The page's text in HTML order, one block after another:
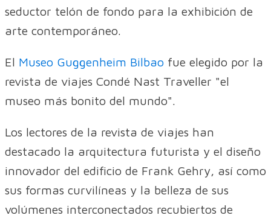
seductor telón de fondo para la exhibición de
arte contemporáneo.
El Museo Guggenheim Bilbao fue elegido por la
revista de viajes Condé Nast Traveller "el
museo más bonito del mundo".
Los lectores de la revista de viajes han
destacado la arquitectura futurista y el diseño
innovador del edificio de Frank Gehry, así como
sus formas curvilíneas y la belleza de sus
volúmenes interconectados recubiertos de